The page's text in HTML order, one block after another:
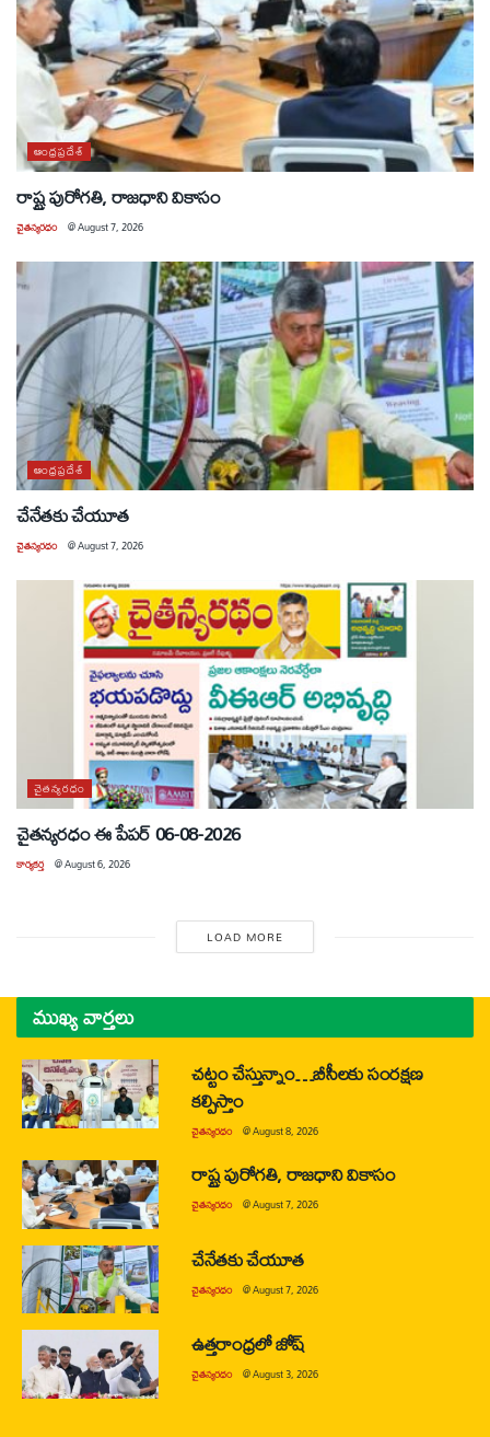
ఆంధ్రప్రదేశ్
రాష్ట్ర పురోగతి, రాజధాని వికాసం
చైతన్యరధం @August 7, 2026
ఆంధ్రప్రదేశ్
చేనేతకు చేయూత
చైతన్యరధం @August 7, 2026
చైతన్యరధం
చైతన్యరధం ఈ పేపర్ 06-08-2026
కార్యకర్త @August 6, 2026
LOAD MORE
ముఖ్య వార్తలు
చట్టం చేస్తున్నాం…బీసీలకు సంరక్షణ
కల్పిస్తాం
చైతన్యరధం @August 8, 2026
రాష్ట్ర పురోగతి, రాజధాని వికాసం
చైతన్యరధం @August 7, 2026
చేనేతకు చేయూత
చైతన్యరధం @August 7, 2026
ఉత్తరాంధ్రలో జోష్
చైతన్యరధం @August 3, 2026